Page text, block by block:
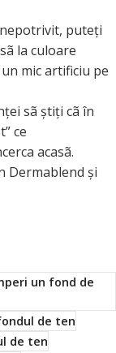
puteţi
la culoare
mic artificiu pe
sã ştiţi cã în
ce
acasã.
Dermablend şi
un fond de
de ten
de ten